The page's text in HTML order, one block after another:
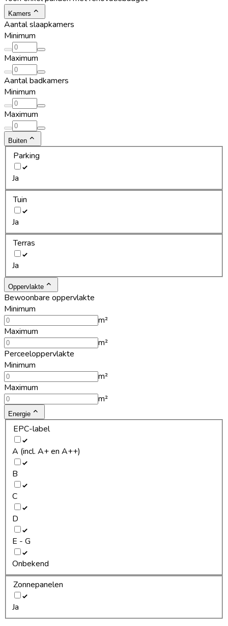
Kamers
Aantal slaapkamers
Minimum
Maximum
Aantal badkamers
Minimum
Maximum
Buiten
Parking
Ja
Tuin
Ja
Terras
Ja
Oppervlakte
Bewoonbare oppervlakte
Minimum
m²
Maximum
m²
Perceeloppervlakte
Minimum
m²
Maximum
m²
Energie
EPC-label
A (incl. A+ en A++)
B
C
D
E - G
Onbekend
Zonnepanelen
Ja